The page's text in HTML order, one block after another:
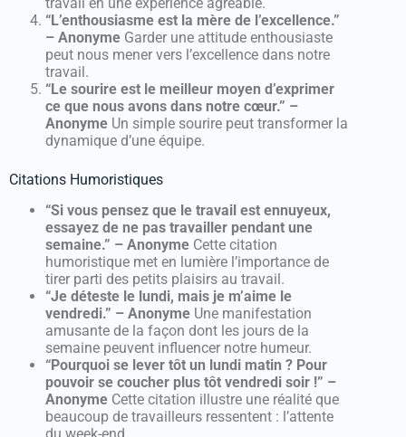
“L’enthousiasme est la mère de l’excellence.”
– Anonyme Garder une attitude enthousiaste
peut nous mener vers l’excellence dans notre
travail.
“Le sourire est le meilleur moyen d’exprimer
ce que nous avons dans notre cœur.” –
Anonyme Un simple sourire peut transformer la
dynamique d’une équipe.
Citations Humoristiques
“Si vous pensez que le travail est ennuyeux,
essayez de ne pas travailler pendant une
semaine.” – Anonyme Cette citation
humoristique met en lumière l’importance de
tirer parti des petits plaisirs au travail.
“Je déteste le lundi, mais je m’aime le
vendredi.” – Anonyme Une manifestation
amusante de la façon dont les jours de la
semaine peuvent influencer notre humeur.
“Pourquoi se lever tôt un lundi matin ? Pour
pouvoir se coucher plus tôt vendredi soir !” –
Anonyme Cette citation illustre une réalité que
beaucoup de travailleurs ressentent : l’attente